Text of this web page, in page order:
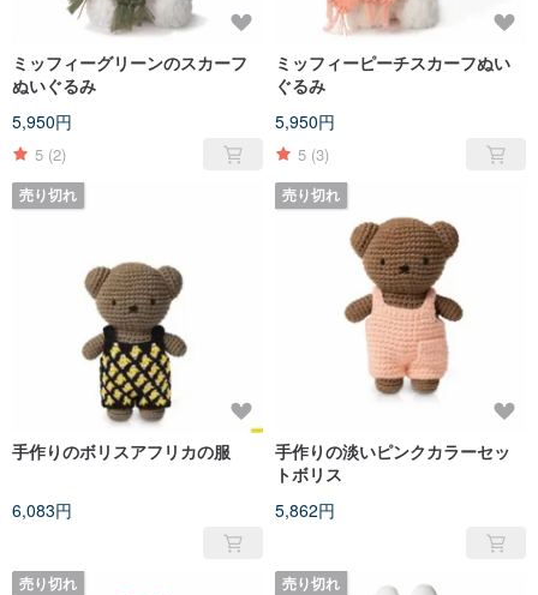
ミッフィーグリーンのスカーフ
ぬいぐるみ
5,950円
5 (2)
ミッフィーピーチスカーフぬい
ぐるみ
5,950円
5 (3)
売り切れ
手作りのボリスアフリカの服
6,083円
売り切れ
手作りの淡いピンクカラーセッ
トボリス
5,862円
売り切れ 売り切れ